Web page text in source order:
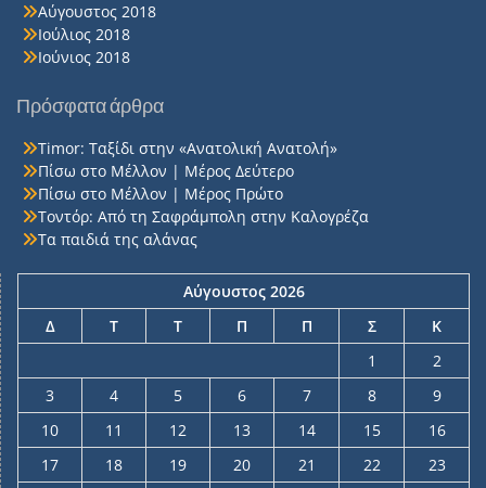
Αύγουστος 2018
Ιούλιος 2018
Ιούνιος 2018
Πρόσφατα άρθρα
Timor: Ταξίδι στην «Ανατολική Ανατολή»
Πίσω στο Μέλλον | Μέρος Δεύτερο
Πίσω στο Μέλλον | Μέρος Πρώτο
Τοντόρ: Από τη Σαφράμπολη στην Καλογρέζα
Τα παιδιά της αλάνας
Αύγουστος 2026
Δ
Τ Τ Π Π Σ
Κ
1
2
3
4 5 6 7 8
9
10
11 12 13 14 15
16
17
18 19 20 21 22
23